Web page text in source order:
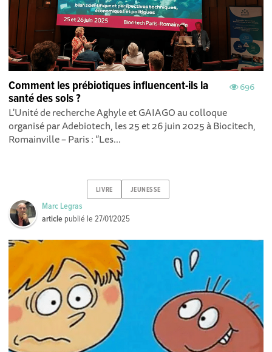
696
Comment les prébiotiques influencent-ils la
santé des sols ?
L'Unité de recherche Aghyle et GAIAGO au colloque
organisé par Adebiotech, les 25 et 26 juin 2025 à Biocitech,
Romainville – Paris : “Les...
LIVRE JEUNESSE
Marc Legras
article publié le27/01/2025